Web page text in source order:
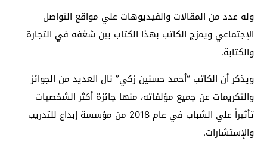
وله عدد من المقالات والفيديوهات علي مواقع التواصل
الإجتماعي ويمزج الكاتب بهذا الكتاب بين شغفه في التجارة
والكتابة.
ويذكر أن الكاتب “أحمد حسنين زكي” نال العديد من الجوائز
والتكريمات عن جميع مؤلفاته، منها جائزة أكثر الشخصيات
تأثيراً علي الشباب في عام 2018 من مؤسسة إبداع للتدريب
والإستشارات.